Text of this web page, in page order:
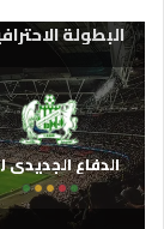
البطولة
الدفاع الجديدي DHJ